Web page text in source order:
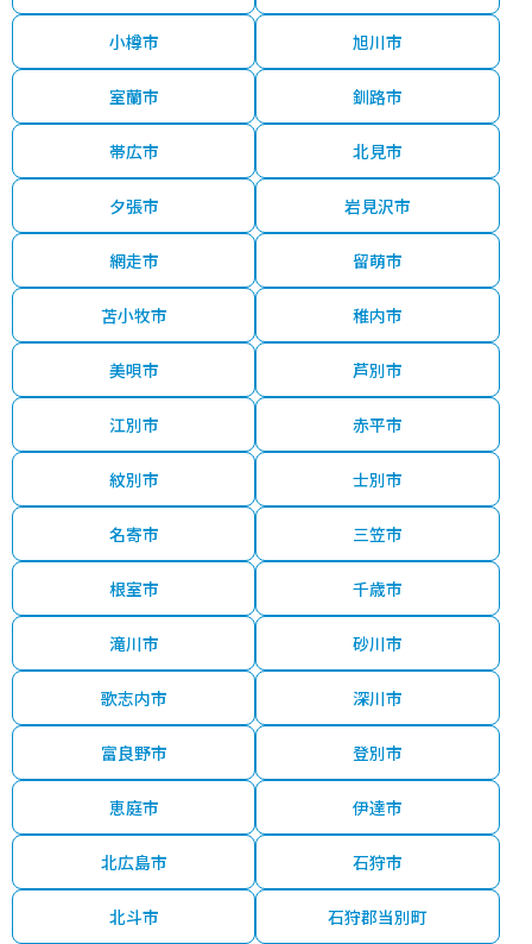
小樽市 旭川市
室蘭市 釧路市
帯広市 北見市
夕張市 岩見沢市
網走市 留萌市
苫小牧市 稚内市
美唄市 芦別市
江別市 赤平市
紋別市 士別市
名寄市 三笠市
根室市 千歳市
滝川市 砂川市
歌志内市 深川市
富良野市 登別市
恵庭市 伊達市
北広島市 石狩市
北斗市 石狩郡当別町